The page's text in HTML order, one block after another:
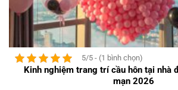
5/5 - (1 bình chọn)
Kinh nghiệm trang trí cầu hôn tại nhà
mạn 2026